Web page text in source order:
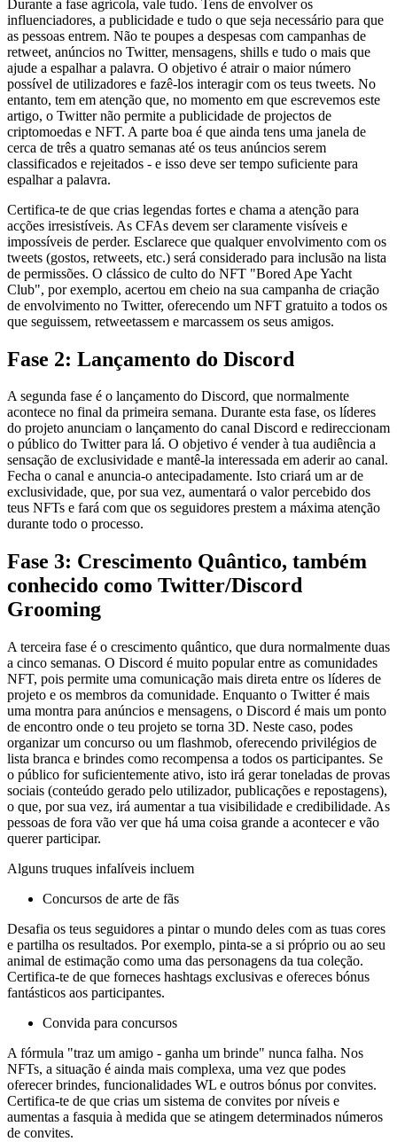
Durante a fase agrícola, vale tudo. Tens de envolver os
influenciadores, a publicidade e tudo o que seja necessário para que
as pessoas entrem. Não te poupes a despesas com campanhas de
retweet, anúncios no Twitter, mensagens, shills e tudo o mais que
ajude a espalhar a palavra. O objetivo é atrair o maior número
possível de utilizadores e fazê-los interagir com os teus tweets. No
entanto, tem em atenção que, no momento em que escrevemos este
artigo, o Twitter não permite a publicidade de projectos de
criptomoedas e NFT. A parte boa é que ainda tens uma janela de
cerca de três a quatro semanas até os teus anúncios serem
classificados e rejeitados - e isso deve ser tempo suficiente para
espalhar a palavra.
Certifica-te de que crias legendas fortes e chama a atenção para
acções irresistíveis. As CFAs devem ser claramente visíveis e
impossíveis de perder. Esclarece que qualquer envolvimento com os
tweets (gostos, retweets, etc.) será considerado para inclusão na lista
de permissões. O clássico de culto do NFT "Bored Ape Yacht
Club", por exemplo, acertou em cheio na sua campanha de criação
de envolvimento no Twitter, oferecendo um NFT gratuito a todos os
que seguissem, retweetassem e marcassem os seus amigos.
Fase 2: Lançamento do Discord
A segunda fase é o lançamento do Discord, que normalmente
acontece no final da primeira semana. Durante esta fase, os líderes
do projeto anunciam o lançamento do canal Discord e redireccionam
o público do Twitter para lá. O objetivo é vender à tua audiência a
sensação de exclusividade e mantê-la interessada em aderir ao canal.
Fecha o canal e anuncia-o antecipadamente. Isto criará um ar de
exclusividade, que, por sua vez, aumentará o valor percebido dos
teus NFTs e fará com que os seguidores prestem a máxima atenção
durante todo o processo.
Fase 3: Crescimento Quântico, também
conhecido como Twitter/Discord
Grooming
A terceira fase é o crescimento quântico, que dura normalmente duas
a cinco semanas. O Discord é muito popular entre as comunidades
NFT, pois permite uma comunicação mais direta entre os líderes de
projeto e os membros da comunidade. Enquanto o Twitter é mais
uma montra para anúncios e mensagens, o Discord é mais um ponto
de encontro onde o teu projeto se torna 3D. Neste caso, podes
organizar um concurso ou um flashmob, oferecendo privilégios de
lista branca e brindes como recompensa a todos os participantes. Se
o público for suficientemente ativo, isto irá gerar toneladas de provas
sociais (conteúdo gerado pelo utilizador, publicações e repostagens),
o que, por sua vez, irá aumentar a tua visibilidade e credibilidade. As
pessoas de fora vão ver que há uma coisa grande a acontecer e vão
querer participar.
Alguns truques infalíveis incluem
Concursos de arte de fãs
Desafia os teus seguidores a pintar o mundo deles com as tuas cores
e partilha os resultados. Por exemplo, pinta-se a si próprio ou ao seu
animal de estimação como uma das personagens da tua coleção.
Certifica-te de que forneces hashtags exclusivas e ofereces bónus
fantásticos aos participantes.
Convida para concursos
A fórmula "traz um amigo - ganha um brinde" nunca falha. Nos
NFTs, a situação é ainda mais complexa, uma vez que podes
oferecer brindes, funcionalidades WL e outros bónus por convites.
Certifica-te de que crias um sistema de convites por níveis e
aumentas a fasquia à medida que se atingem determinados números
de convites.